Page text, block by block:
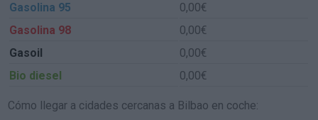
Gasolina 95
0,00€
Gasolina 98
0,00€
Gasoil
0,00€
Bio diesel
0,00€
Cómo llegar a cidades cercanas a Bilbao en coche: